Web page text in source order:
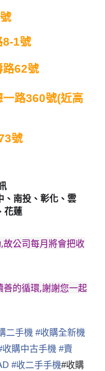
8-1號
路62號
路360號(近高
號
、南投、彰化、雲
花蓮
故公司每月將會把收
善的循環,謝謝您一起
二手機 #收購全新機
收購中古手機 #賣
#收二手手機#收購